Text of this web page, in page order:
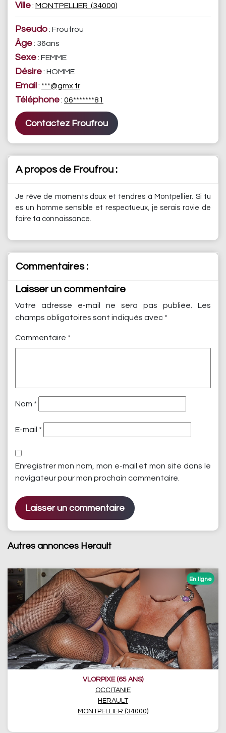
Ville: MONTPELLIER (34000)
Pseudo: Froufrou
Âge: 36ans
Sexe: FEMME
Désire: HOMME
Email: ***@gmx.fr
Téléphone: 06*******81
Contactez Froufrou
A propos de Froufrou :
Je rêve de moments doux et tendres à Montpellier. Si tu
es un homme sensible et respectueux, je serais ravie de
faire ta connaissance.
Commentaires :
Laisser un commentaire
Votre adresse e-mail ne sera pas publiée.
Les
champs obligatoires sont indiqués avec *
Commentaire *
Nom *
E-mail *
Enregistrer mon nom, mon e-mail et mon site dans le
navigateur pour mon prochain commentaire.
Autres annonces Herault
VLORPIXE (65 ANS)
OCCITANIE
HERAULT
MONTPELLIER (34000)